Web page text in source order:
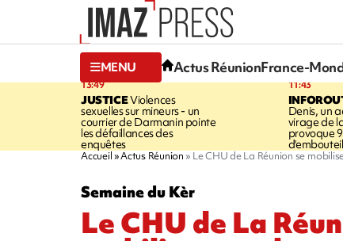
MENU Actus RéunionFrance-
13:49
JUSTICEViolences
sexuelles sur mineurs - un
courrier de Darmanin pointe
les défaillances des
enquêtes
11:43
Denis, un
virage de
provoque
Accueil Actus Réunion Le CHU de La Réunion se
Semaine du Kèr
Le CHU de La